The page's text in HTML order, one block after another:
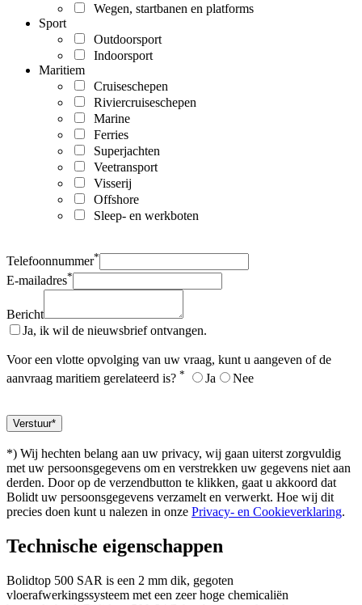
Wegen, startbanen en platforms
Sport
Outdoorsport
Indoorsport
Maritiem
Cruiseschepen
Riviercruiseschepen
Marine
Ferries
Superjachten
Veetransport
Visserij
Offshore
Sleep- en werkboten
Telefoonnummer*
E-mailadres*
Bericht
Ja, ik wil de nieuwsbrief ontvangen.
Voor een vlotte opvolging van uw vraag, kunt u aangeven of de
aanvraag maritiem gerelateerd is? * Ja Nee
*) Wij hechten belang aan uw privacy, wij gaan uiterst zorgvuldig
met uw persoonsgegevens om en verstrekken uw gegevens niet aan
derden. Door op de verzendbutton te klikken, gaat u akkoord dat
Bolidt uw persoonsgegevens verzamelt en verwerkt. Hoe wij dit
precies doen kunt u nalezen in onze Privacy- en Cookieverklaring.
Technische eigenschappen
Bolidtop 500 SAR is een 2 mm dik, gegoten
vloerafwerkingssysteem met een zeer hoge chemicaliën